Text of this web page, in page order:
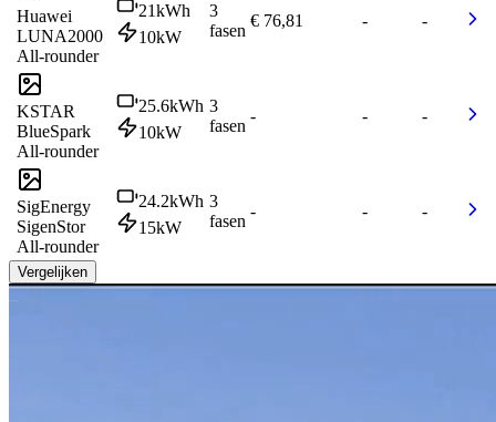
Huawei
LUNA2000
All-rounder
21kWh
10kW
3
fasen
€ 76,81 - -
KSTAR
BlueSpark
All-rounder
25.6kWh
10kW
3
fasen
- - -
SigEnergy
SigenStor
All-rounder
24.2kWh
15kW
3
fasen
- - -
Vergelijken